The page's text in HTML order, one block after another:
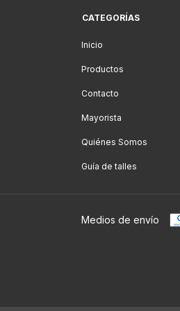
CATEGORÍAS
Inicio
Productos
Contacto
Mayorista
Quiénes Somos
Guía de talles
Medios de envío